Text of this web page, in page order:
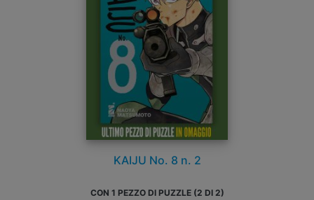
KAIJU No. 8 n. 2
CON 1 PEZZO DI PUZZLE (2 DI 2)